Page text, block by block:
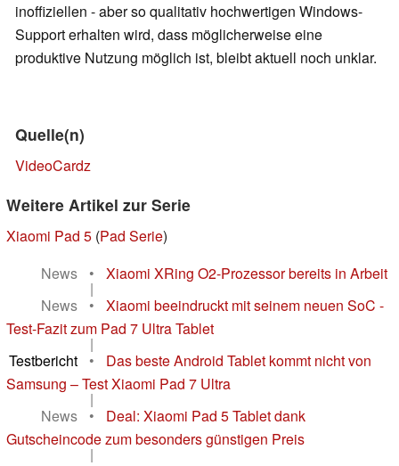
inoffiziellen - aber so qualitativ hochwertigen Windows-
Support erhalten wird, dass möglicherweise eine
produktive Nutzung möglich ist, bleibt aktuell noch unklar.
Quelle(n)
VideoCardz
Weitere Artikel zur Serie
Xiaomi Pad 5 (Pad Serie)
News
• Xiaomi XRing O2-Prozessor bereits in Arbeit
|
News
•
Xiaomi beeindruckt mit seinem neuen SoC -
Test-Fazit zum Pad 7 Ultra Tablet
|
Testbericht
•
Das beste Android Tablet kommt nicht von
Samsung – Test Xiaomi Pad 7 Ultra
|
News
•
Deal: Xiaomi Pad 5 Tablet dank
Gutscheincode zum besonders günstigen Preis
|